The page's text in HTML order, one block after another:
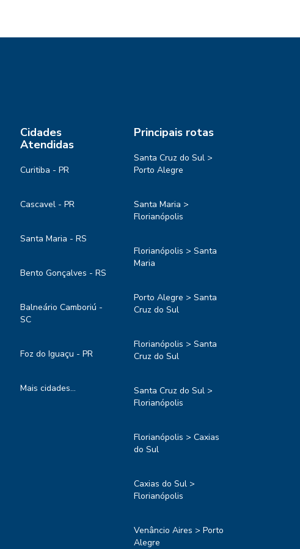
Cidades
Atendidas
Curitiba - PR
Cascavel - PR
Santa Maria - RS
Bento Gonçalves - RS
Balneário Camboriú -
SC
Foz do Iguaçu - PR
Mais cidades...
Principais rotas
Santa Cruz do Sul >
Porto Alegre
Santa Maria >
Florianópolis
Florianópolis > Santa
Maria
Porto Alegre > Santa
Cruz do Sul
Florianópolis > Santa
Cruz do Sul
Santa Cruz do Sul >
Florianópolis
Florianópolis > Caxias
do Sul
Caxias do Sul >
Florianópolis
Venâncio Aires > Porto
Alegre